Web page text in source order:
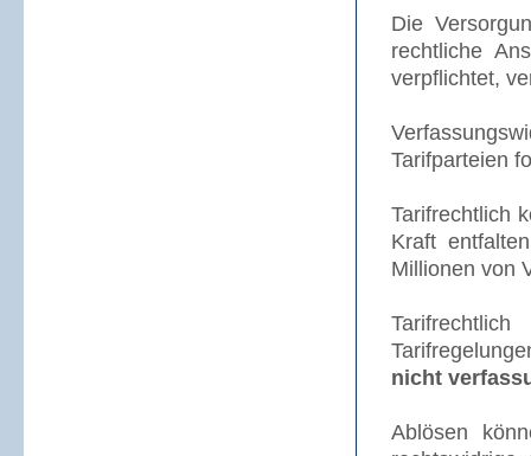
Die
rechtliche
verpflichtet,
Tarifparteien
Tarifrechtlich
Kraft
Millionen von
nicht
Ablösen